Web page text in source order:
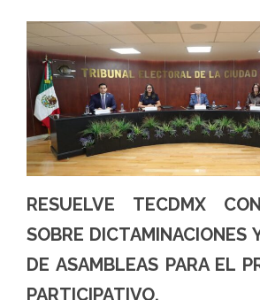
RESUELVE TECDMX
SOBRE DICTAMINACIONES
DE ASAMBLEAS PARA EL
PARTICIPATIVO.